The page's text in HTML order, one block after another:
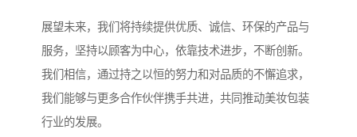
展望未来，我们将持续提供优质、诚信、环保的产品与
服务，坚持以顾客为中心，依靠技术进步，不断创新。
我们相信，通过持之以恒的努力和对品质的不懈追求，
我们能够与更多合作伙伴携手共进，共同推动美妆包装
行业的发展。